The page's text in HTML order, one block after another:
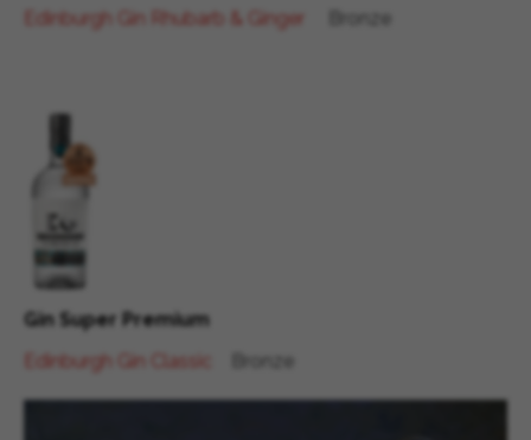
Edinburgh Gin Rhubarb & Ginger
Gin Super Premium
Edinburgh Gin Classic
Bronze